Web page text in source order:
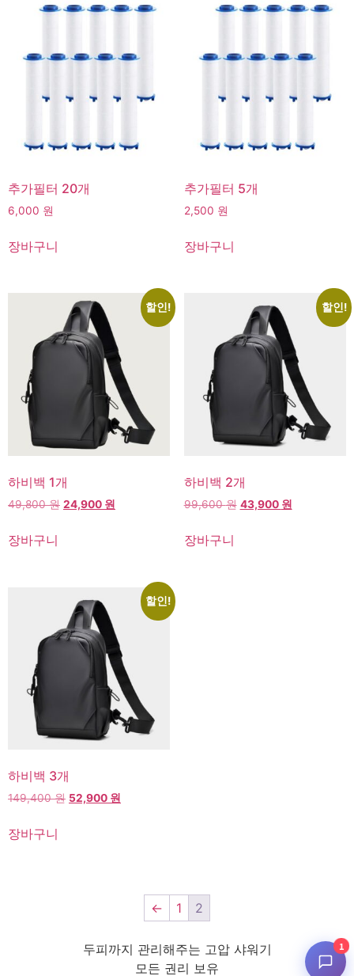
추가필터 20개
6,000 원
장바구니
추가필터 5개
2,500 원
장바구니
할인!
하비백 1개
49,800원 24,900 원
장바구니
할인!
하비백 2개
99,600원 43,900 원
장바구니
할인!
하비백 3개
149,400원 52,900 원
장바구니
← 1 2
두피까지 관리해주는 고압 샤워기
모든 권리 보유
1